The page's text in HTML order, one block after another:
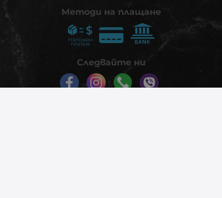
Методи на плащане
Следвайте ни